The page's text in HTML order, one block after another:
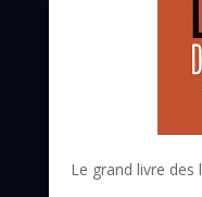
Le grand livre des